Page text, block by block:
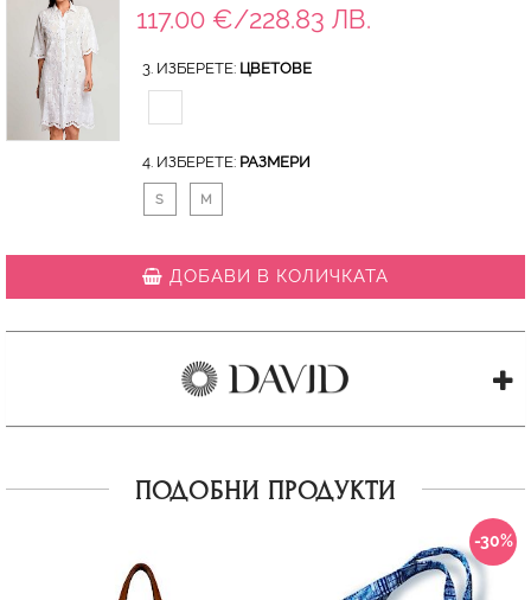
117.00 €/228.83 ЛВ.
3. ИЗБЕРЕТЕ: ЦВЕТОВЕ
4. ИЗБЕРЕТЕ: РАЗМЕРИ
S M
ДОБАВИ В КОЛИЧКАТА
ПОДОБНИ ПРОДУКТИ
-30%